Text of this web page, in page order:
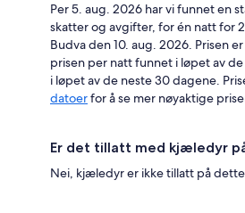
Per 5. aug. 2026 har vi funnet en
skatter og avgifter, for én natt for
Budva den 10. aug. 2026. Prisen
prisen per natt funnet i løpet av
i løpet av de neste 30 dagene.
datoerfor å se mer nøyaktige
Er det tillatt med kjæledyr
Nei, kjæledyr er ikke tillatt på